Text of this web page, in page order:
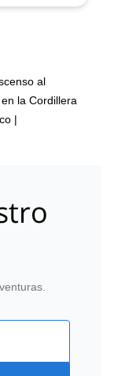
al
la Cordillera
|